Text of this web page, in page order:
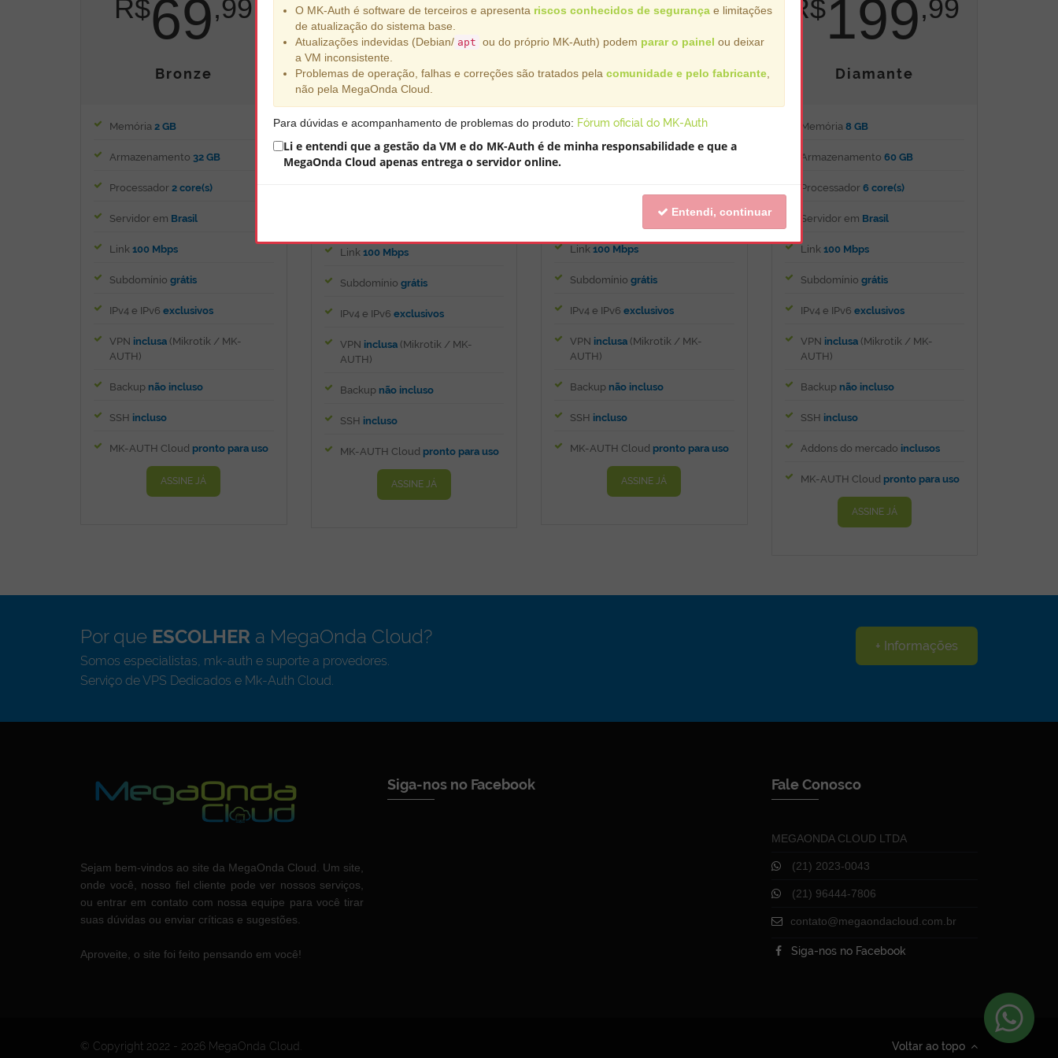
R$69,99
Bronze
Memória 2 GB
Armazenamento 32 GB
Processador 2 core(s)
Servidor em Brasil
Link 100 Mbps
Subdomínio grátis
IPv4 e IPv6 exclusivos
VPN inclusa (Mikrotik / MK-
AUTH)
Backup não incluso
SSH incluso
MK-AUTH Cloud pronto para uso
ASSINE JÁ
R$99,99
Prata
Memória3 GB
Armazenamento32 GB
Link 100 Mbps
Subdomínio grátis
IPv4 e IPv6 exclusivos
VPN inclusa(Mikrotik / MK-
AUTH)
Backup não incluso
SSH incluso
MK-AUTH Cloud pronto para uso
ASSINE JÁ
R$129,99
Ouro
Memória4 GB
Link 100 Mbps
Subdomínio grátis
IPv4 e IPv6 exclusivos
VPN inclusa (Mikrotik / MK-
AUTH)
Backup não incluso
SSH incluso
MK-AUTH Cloud pronto para uso
ASSINE JÁ
R$199,99
Diamante
Memória 8 GB
Armazenamento 60 GB
Processador 6 core(s)
Servidor em Brasil
Link 100 Mbps
Subdomínio grátis
IPv4 e IPv6 exclusivos
VPN inclusa(Mikrotik / MK-
AUTH)
Backup não incluso
SSH incluso
Addons do mercado inclusos
MK-AUTH Cloud pronto para uso
ASSINE JÁ
Por que ESCOLHER a MegaOnda Cloud?
Somos especialistas, mk-auth e suporte a provedores.
Serviço de VPS Dedicados e Mk-Auth Cloud.
+ Informações
Sejam bem-vindos ao site da MegaOnda Cloud. Um site,
onde você, nosso fiel cliente pode ver nossos serviços,
ou entrar em contato com nossa equipe para você tirar
suas dúvidas ou enviar críticas e sugestões.
Aproveite, o site foi feito pensando em você!
Siga-nos no Facebook Fale Conosco
MEGAONDA CLOUD LTDA
(21) 2023-0043
(21) 96444-7806
contato@megaondacloud.com.br
Siga-nos no Facebook
© Copyright 2022 - 2026 MegaOnda Cloud. Voltar ao topo
O MK-Auth é software de terceiros e apresenta riscos conhecidos de segurançae limitações
de atualização do sistema base.
Atualizações indevidas (Debian/ apt ou do próprio MK-Auth) podem parar o painel ou deixar
a VM inconsistente.
Problemas de operação, falhas e correções são tratados pela comunidade e pelo fabricante,
não pela MegaOnda Cloud.
Para dúvidas e acompanhamento de problemas do produto: Fórum oficial do MK-Auth
Li e entendi que a gestão da VM e do MK-Auth é de minha responsabilidade e que a
MegaOnda Cloud apenas entrega o servidor online.
Entendi, continuar